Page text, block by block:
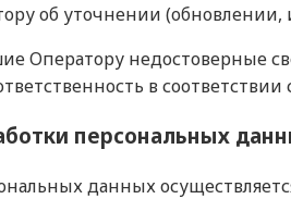
об уточнении
Оператору недостоверные
в
персональных
данных